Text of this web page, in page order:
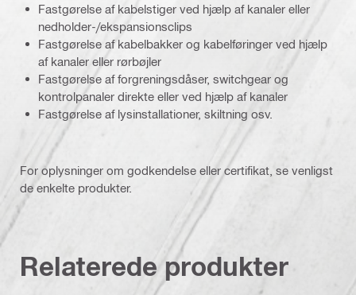
Fastgørelse af kabelstiger ved hjælp af kanaler eller
nedholder-/ekspansionsclips
Fastgørelse af kabelbakker og kabelføringer ved hjælp
af kanaler eller rørbøjler
Fastgørelse af forgreningsdåser, switchgear og
kontrolpanaler direkte eller ved hjælp af kanaler
Fastgørelse af lysinstallationer, skiltning osv.
For oplysninger om godkendelse eller certifikat, se venligst
de enkelte produkter.
Relaterede produkter